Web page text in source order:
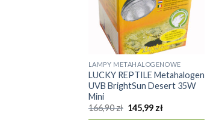
LAMPY METAHALOGENOWE
LUCKY REPTILE Metahalogen
UVB BrightSun Desert 35W
Mini
166,90zł Pierwotna
cena
145,99 złAktualna